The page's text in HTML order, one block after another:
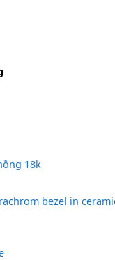
18k
bezel in